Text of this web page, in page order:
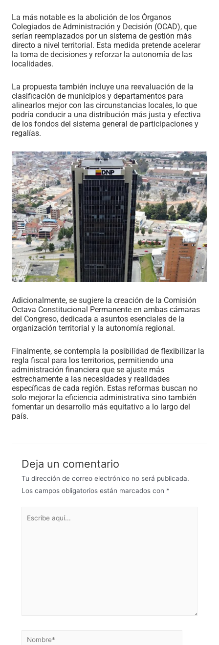
La más notable es la abolición de los Órganos
Colegiados de Administración y Decisión (OCAD), que
serían reemplazados por un sistema de gestión más
directo a nivel territorial. Esta medida pretende acelerar
la toma de decisiones y reforzar la autonomía de las
localidades.
La propuesta también incluye una reevaluación de la
clasificación de municipios y departamentos para
alinearlos mejor con las circunstancias locales, lo que
podría conducir a una distribución más justa y efectiva
de los fondos del sistema general de participaciones y
regalías.
Adicionalmente, se sugiere la creación de la Comisión
Octava Constitucional Permanente en ambas cámaras
del Congreso, dedicada a asuntos esenciales de la
organización territorial y la autonomía regional.
Finalmente, se contempla la posibilidad de flexibilizar la
regla fiscal para los territorios, permitiendo una
administración financiera que se ajuste más
estrechamente a las necesidades y realidades
específicas de cada región. Estas reformas buscan no
solo mejorar la eficiencia administrativa sino también
fomentar un desarrollo más equitativo a lo largo del
país.
Deja un comentario
Tu dirección de correo electrónico no será publicada.
Los campos obligatorios están marcados con *